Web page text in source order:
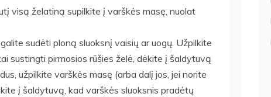
visą želatiną supilkite į varškės masę, nuolat
sudėti ploną sluoksnį vaisių ar uogų. Užpilkite
sustingti pirmosios rūšies želė, dėkite į šaldytuvą
užpilkite varškės masę (arba dalį jos, jei norite
į šaldytuvą, kad varškės sluoksnis pradėtų